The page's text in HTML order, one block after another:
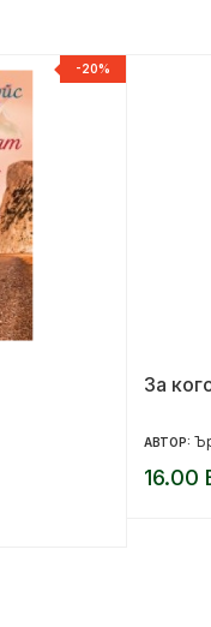
-20%
За
АВТОР:
16.00